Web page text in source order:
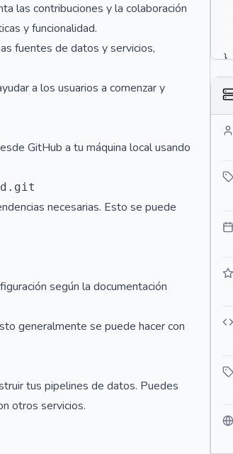
las contribuciones y la colaboración
y funcionalidad.
fuentes de datos y servicios,
a los usuarios a comenzar y
GitHub a tu máquina local usando
necesarias. Esto se puede
según la documentación
generalmente se puede hacer con
tus pipelines de datos. Puedes
otros servicios.
}